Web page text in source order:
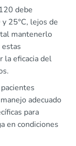
debe
25°C, lejos de
mantenerlo
la eficacia del
adecuado
para
en condiciones